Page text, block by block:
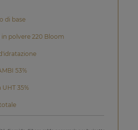
di base
in polvere 220 Bloom
53%
UHT 35%